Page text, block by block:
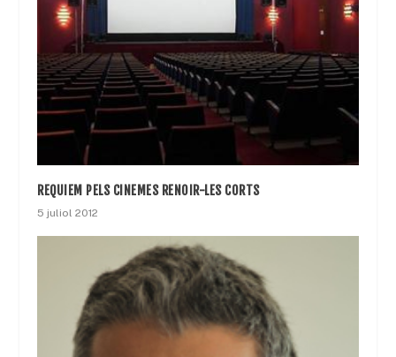
REQUIEM PELS CINEMES RENOIR-LES CORTS
5 juliol 2012